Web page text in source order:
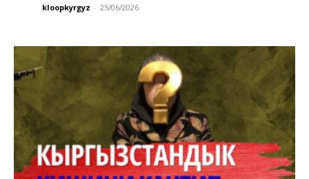
kloopkyrgyz - 25/06/2026